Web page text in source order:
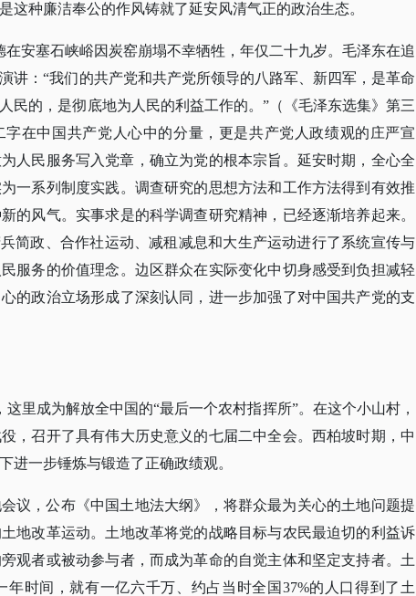
这种廉洁奉公的作风铸就了延安风清气正的政治生态。
在安塞石峡峪因炭窑崩塌不幸牺牲，年仅二十九岁。毛泽东在追
讲：“我们的共产党和共产党所领导的八路军、新四军，是革命
民的，是彻底地为人民的利益工作的。”（《毛泽东选集》第三
字在中国共产党人心中的分量，更是共产党人政绩观的庄严宣
人民服务写入党章，确立为党的根本宗旨。延安时期，全心全
一系列制度实践。调查研究的思想方法和工作方法得到有效推
的风气。实事求是的科学调查研究精神，已经逐渐培养起来。
简政、合作社运动、减租减息和大生产运动进行了系统宣传与
服务的价值理念。边区群众在实际变化中切身感受到负担减轻
的政治立场形成了深刻认同，进一步加强了对中国共产党的支
里成为解放全中国的“最后一个农村指挥所”。在这个小山村，
，召开了具有伟大历史意义的七届二中全会。西柏坡时期，中
进一步锤炼与锻造了正确政绩观。
议，公布《中国土地法大纲》，将群众最为关心的土地问题提
地改革运动。土地改革将党的战略目标与农民最迫切的利益诉
观者或被动参与者，而成为革命的自觉主体和坚定支持者。土
时间，就有一亿六千万、约占当时全国 37%的人口得到了土